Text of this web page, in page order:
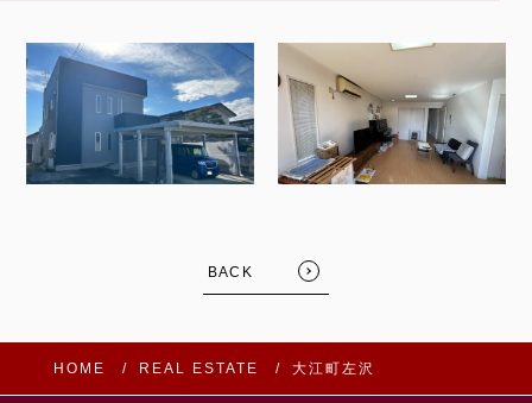
BACK
HOME REAL ESTATE 大江町左沢